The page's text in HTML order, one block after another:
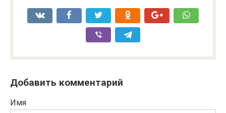
Добавить комментарий
Имя